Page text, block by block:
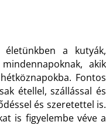
a kutyák,
akik
Fontos
étellel, szállással és
és szeretettel is.
is figyelembe véve a